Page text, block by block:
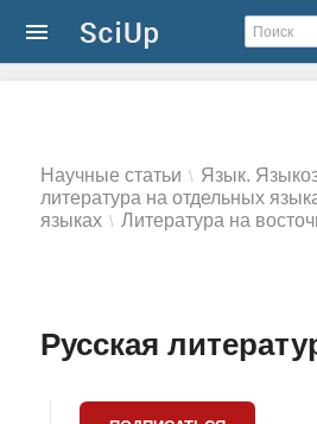
Научные статьи \ Язык.
литература на отдельных
языках \ Литература на
Русская